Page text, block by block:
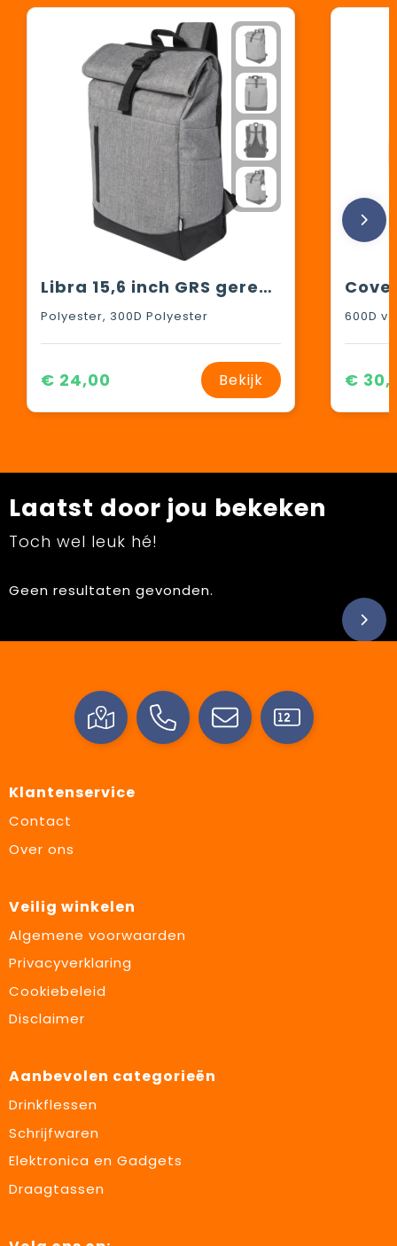
Libra 15,6 inch GRS gerecycled oprolbare laptop rugzak 12L
Polyester, 300D Polyester
€ 24,00 Bekijk €
Laatst door jou bekeken
Toch wel leuk hé!
Geen resultaten gevonden.
Klantenservice
Contact
Over ons
Veilig winkelen
Algemene voorwaarden
Privacyverklaring
Cookiebeleid
Disclaimer
Aanbevolen categorieën
Drinkflessen
Schrijfwaren
Elektronica en Gadgets
Draagtassen